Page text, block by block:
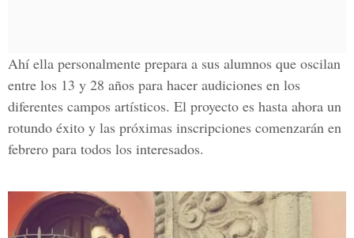
Ahí ella personalmente prepara a sus alumnos que oscilan
entre los 13 y 28 años para hacer audiciones en los
diferentes campos artísticos. El proyecto es hasta ahora un
rotundo éxito y las próximas inscripciones comenzarán en
febrero para todos los interesados.